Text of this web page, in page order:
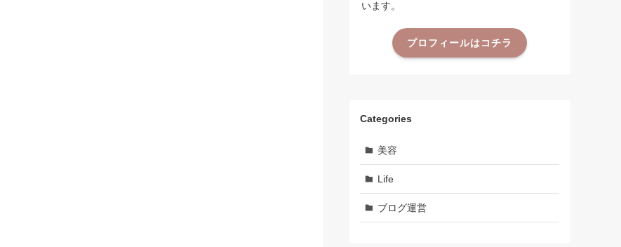
います。
プロフィールはコチラ
Categories
美容
Life
ブログ運営